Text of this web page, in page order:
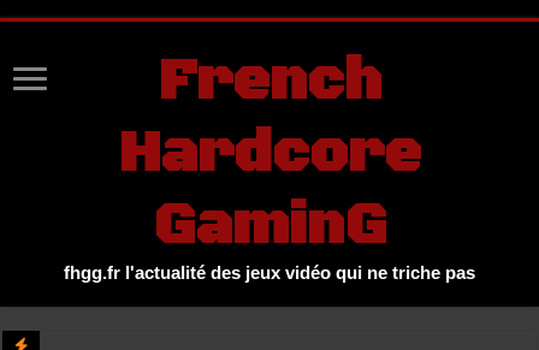
French
Hardcore
GaminG
fhgg.fr l'actualité des jeux vidéo qui ne triche pas